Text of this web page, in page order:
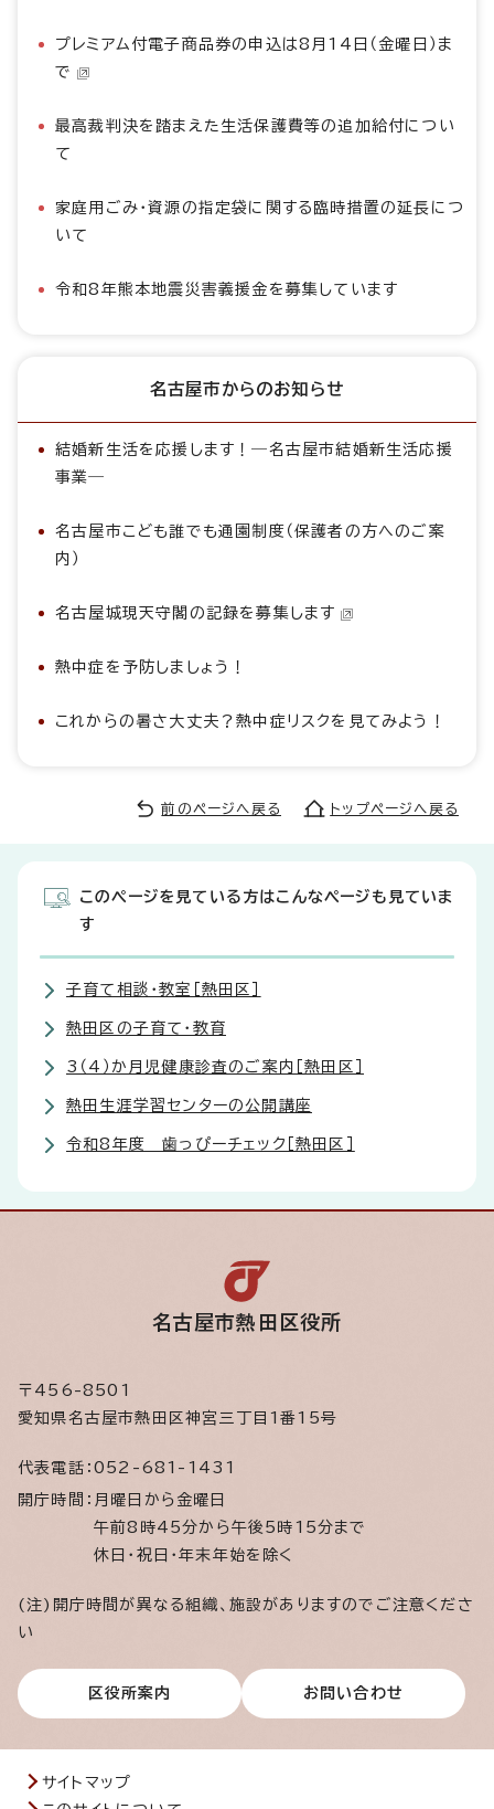
プレミアム付電子商品券の申込は8月14日（金曜日）ま
で
最高裁判決を踏まえた生活保護費等の追加給付につい
て
家庭用ごみ・資源の指定袋に関する臨時措置の延長につ
いて
令和8年熊本地震災害義援金を募集しています
名古屋市からのお知らせ
結婚新生活を応援します！―名古屋市結婚新生活応援
事業―
名古屋市こども誰でも通園制度（保護者の方へのご案
内）
名古屋城現天守閣の記録を募集します
熱中症を予防しましょう！
これからの暑さ大丈夫？熱中症リスクを見てみよう！
前のページへ戻る トップページへ戻る
このページを見ている方はこんなページも見ていま
す
子育て相談・教室［熱田区］
熱田区の子育て・教育
3（4）か月児健康診査のご案内［熱田区］
熱田生涯学習センターの公開講座
令和8年度 歯っぴーチェック［熱田区］
名古屋市熱田区役所
〒456-8501
愛知県名古屋市熱田区神宮三丁目1番15号
代表電話： 052-681-1431
開庁時間： 月曜日から金曜日
午前8時45分から午後5時15分まで
休日・祝日・年末年始を除く
(注)開庁時間が異なる組織、施設がありますのでご注意くださ
い
区役所案内 お問い合わせ
サイトマップ